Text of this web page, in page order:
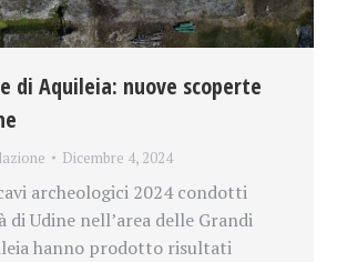
di Aquileia: nuove scoperte
Dicembre 4, 2024
archeologici 2024 condotti
di Udine nell’area delle Grandi
hanno prodotto risultati